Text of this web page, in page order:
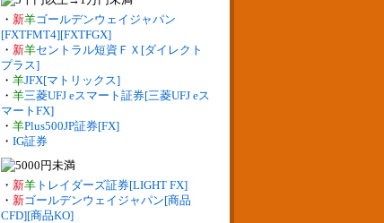
・ 新羊ゴールデンウェイジャパン
[FXTFMT4][FXTFGX]
・ 新羊セントラル短資ＦＸ[ダイレクト
プラス]
・ 羊JFX[マトリックス]
・ 羊三菱UFJ eスマート証券[三菱UFJ eス
マートFX]
・ 羊Plus500JP証券[FX]
・ IG証券
・ 新羊 トレイダーズ証券[LIGHT FX]
・ 新ゴールデンウェイジャパン[商品
CFD][商品KO]